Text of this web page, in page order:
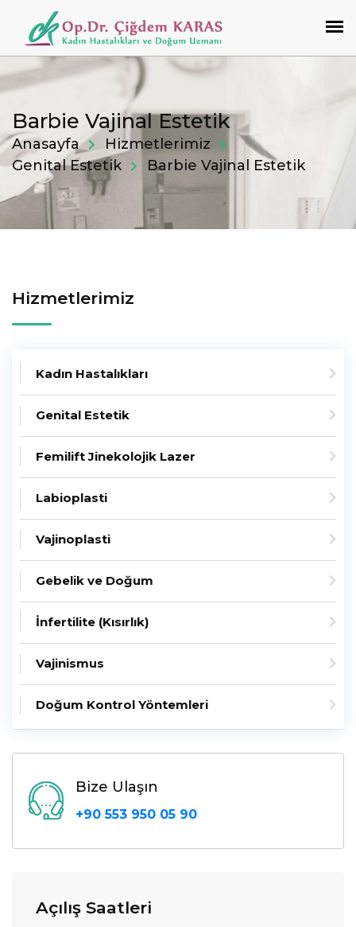
Barbie Vajinal Estetik
Anasayfa
Hizmetlerimiz
Genital Estetik
Barbie Vajinal Estetik
Hizmetlerimiz
Kadın Hastalıkları
Genital Estetik
Femilift Jinekolojik Lazer
Labioplasti
Vajinoplasti
Gebelik ve Doğum
İnfertilite (Kısırlık)
Vajinismus
Doğum Kontrol Yöntemleri
Bize Ulaşın
+90 553 950 05 90
Açılış Saatleri